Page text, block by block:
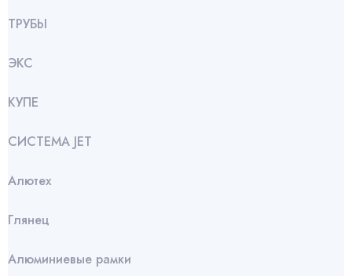
ТРУБЫ
ЭКС
КУПЕ
СИСТЕМА JET
Алютех
Глянец
Алюминиевые рамки